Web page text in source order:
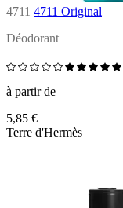
4711 4711 Original
Déodorant
à partir de
5,85 €
Terre d'Hermès